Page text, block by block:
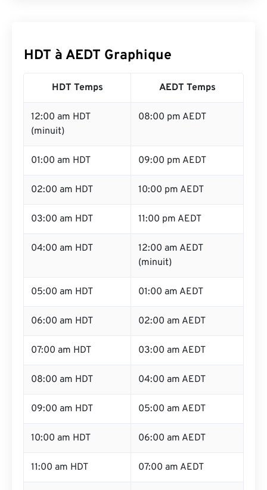
HDT à AEDT Graphique
HDT Temps AEDT Temps
12:00 am HDT
(minuit)
08:00 pm AEDT
01:00 am HDT 09:00 pm AEDT
02:00 am HDT 10:00 pm AEDT
03:00 am HDT 11:00 pm AEDT
04:00 am HDT
12:00 am AEDT
(minuit)
05:00 am HDT 01:00 am AEDT
06:00 am HDT 02:00 am AEDT
07:00 am HDT 03:00 am AEDT
08:00 am HDT 04:00 am AEDT
09:00 am HDT 05:00 am AEDT
10:00 am HDT 06:00 am AEDT
11:00 am HDT 07:00 am AEDT